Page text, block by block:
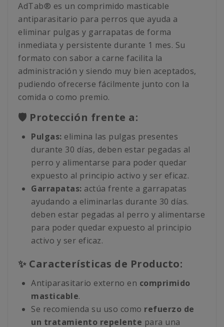
AdTab® es un comprimido masticable
antiparasitario para perros que ayuda a
eliminar pulgas y garrapatas de forma
inmediata y persistente durante 1 mes. Su
formato con sabor a carne facilita la
administración y siendo muy bien aceptados,
pudiendo ofrecerse fácilmente junto con la
comida o como premio.
🛡️ Protección frente a:
Pulgas: elimina las pulgas presentes
durante 30 días, deben estar pegadas al
perro y alimentarse para poder quedar
expuesto al principio activo y ser eficaz.
Garrapatas: actúa frente a garrapatas
ayudando a eliminarlas durante 30 días.
deben estar pegadas al perro y alimentarse
para poder quedar expuesto al principio
activo y ser eficaz.
✨ Características de Producto:
Antiparasitario externo en comprimido
masticable.
Se recomienda su uso como refuerzo de
un tratamiento repelente para una